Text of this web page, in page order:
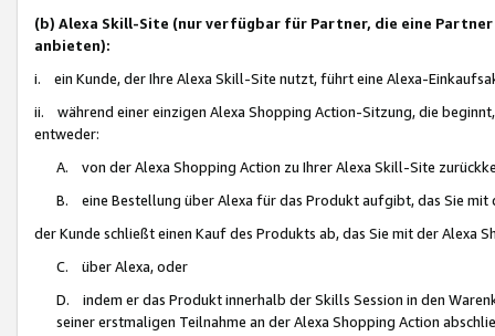
(b) Alexa Skill-Site (nur verfügbar für Partner, die eine
anbieten):
i. ein Kunde, der Ihre Alexa Skill-Site nutzt, führt eine Alexa-
ii. während einer einzigen Alexa Shopping Action-Sitzung, die
entweder:
A. von der Alexa Shopping Action zu Ihrer Alexa Skill-Site
B. eine Bestellung über Alexa für das Produkt aufgibt, das Sie mit
der Kunde schließt einen Kauf des Produkts ab, das Sie mit der Alexa
C. über Alexa, oder
D. indem er das Produkt innerhalb der Skills Session in den
seiner erstmaligen Teilnahme an der Alexa Shopping Action